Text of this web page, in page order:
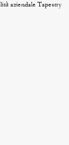
aziendale Tapestry